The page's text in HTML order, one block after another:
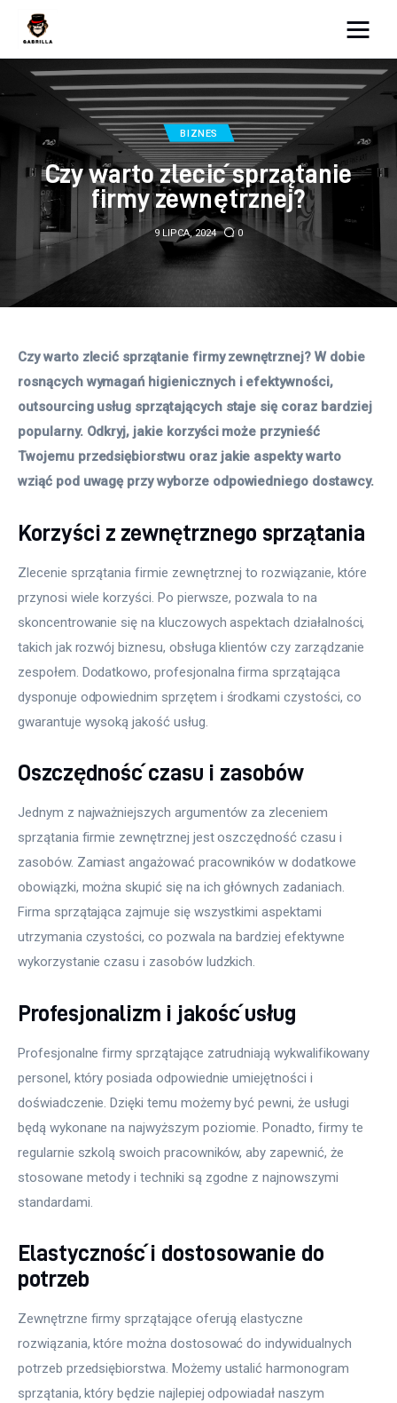
Lifestyle
Kunchnia i kulinaria
Zdrowie
Uroda
Więcej
BIZNES
Czy warto zlecić sprzątanie
firmy zewnętrznej?
9 LIPCA, 2024 0
Czy warto zlecić sprzątanie firmy zewnętrznej? W dobie
rosnących wymagań higienicznych i efektywności,
outsourcing usług sprzątających staje się coraz bardziej
popularny. Odkryj, jakie korzyści może przynieść
Twojemu przedsiębiorstwu oraz jakie aspekty warto
wziąć pod uwagę przy wyborze odpowiedniego dostawcy.
Korzyści z zewnętrznego sprzątania
Zlecenie sprzątania firmie zewnętrznej to rozwiązanie, które
przynosi wiele korzyści. Po pierwsze, pozwala to na
skoncentrowanie się na kluczowych aspektach działalności,
takich jak rozwój biznesu, obsługa klientów czy zarządzanie
zespołem. Dodatkowo, profesjonalna firma sprzątająca
dysponuje odpowiednim sprzętem i środkami czystości, co
gwarantuje wysoką jakość usług.
Oszczędność czasu i zasobów
Jednym z najważniejszych argumentów za zleceniem
sprzątania firmie zewnętrznej jest oszczędność czasu i
zasobów. Zamiast angażować pracowników w dodatkowe
obowiązki, można skupić się na ich głównych zadaniach.
Firma sprzątająca zajmuje się wszystkimi aspektami
utrzymania czystości, co pozwala na bardziej efektywne
wykorzystanie czasu i zasobów ludzkich.
Profesjonalizm i jakość usług
Profesjonalne firmy sprzątające zatrudniają wykwalifikowany
personel, który posiada odpowiednie umiejętności i
doświadczenie. Dzięki temu możemy być pewni, że usługi
będą wykonane na najwyższym poziomie. Ponadto, firmy te
regularnie szkolą swoich pracowników, aby zapewnić, że
stosowane metody i techniki są zgodne z najnowszymi
standardami.
Elastyczność i dostosowanie do
potrzeb
Zewnętrzne firmy sprzątające oferują elastyczne
rozwiązania, które można dostosować do indywidualnych
potrzeb przedsiębiorstwa. Możemy ustalić harmonogram
sprzątania, który będzie najlepiej odpowiadał naszym